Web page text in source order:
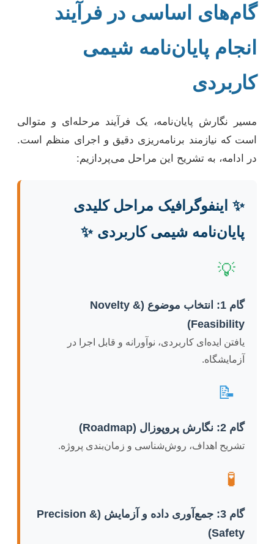
گام‌های اساسی در فرآیند
انجام پایان‌نامه شیمی
کاربردی
مسیر نگارش پایان‌نامه، یک فرآیند مرحله‌ای و متوالی
است که نیازمند برنامه‌ریزی دقیق و اجرای منظم است.
در ادامه، به تشریح این مراحل می‌پردازیم:
✨ اینفوگرافیک مراحل کلیدی
پایان‌نامه شیمی کاربردی ✨
💡
گام 1: انتخاب موضوع (Novelty &
Feasibility)
یافتن ایده‌ای کاربردی، نوآورانه و قابل اجرا در
آزمایشگاه.
📝
گام 2: نگارش پروپوزال (Roadmap)
تشریح اهداف، روش‌شناسی و زمان‌بندی پروژه.
🧪
گام 3: جمع‌آوری داده و آزمایش (Precision &
Safety)